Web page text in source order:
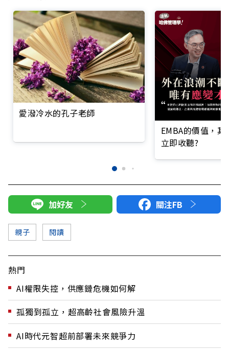
愛潑冷水的孔子老師
EMBA的價值，
立即收聽?
加好友 關注FB
親子 閱讀
熱門
AI權限失控，供應鏈危機如何解
孤獨到孤立，超高齡社會風險升溫
AI時代元智超前部署未來競爭力